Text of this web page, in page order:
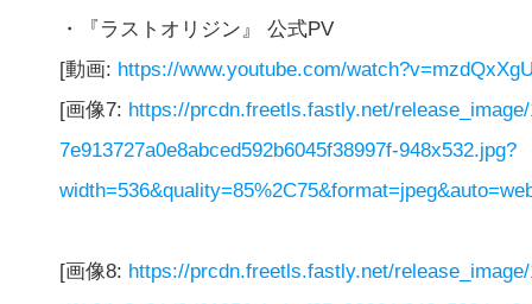
・『ラストオリジン』 公式PV
[動画: https://www.youtube.com/
[画像7: https://prcdn.freetls.fastly.net/
7e913727a0e8abced592b6045f38997f-948x532.jpg?
[画像8: https://prcdn.freetls.fastly.net/